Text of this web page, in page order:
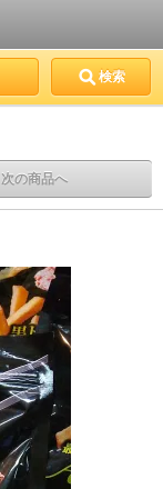
検索
次の商品へ